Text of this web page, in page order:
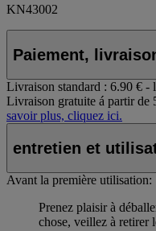
KN43002
Paiement,
Livraison standard : 6.90 € -
Livraison gratuite á partir de
savoir plus, cliquez ici.
entretien et
Avant la première utilisation:
Prenez plaisir à
chose, veillez à retirer